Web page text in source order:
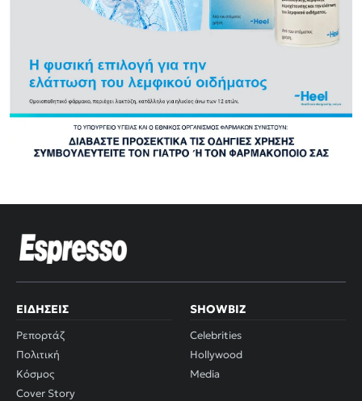
ΕΙΔΉΣΕΙΣ
Ρεπορτάζ
Πολιτική
Κόσμος
Cover Story
SHOWBIZ
Celebrities
Hollywood
Media